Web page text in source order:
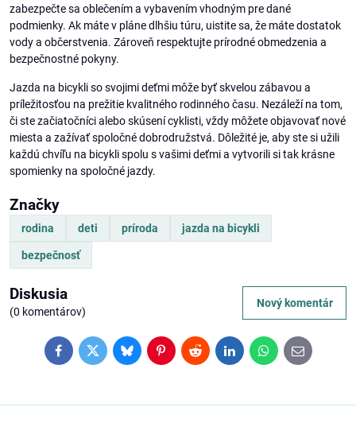
zabezpečte sa oblečením a vybavením vhodným pre dané
podmienky. Ak máte v pláne dlhšiu túru, uistite sa, že máte dostatok
vody a občerstvenia. Zároveň respektujte prírodné obmedzenia a
bezpečnostné pokyny.
Jazda na bicykli so svojimi deťmi môže byť skvelou zábavou a
príležitosťou na prežitie kvalitného rodinného času. Nezáleží na tom,
či ste začiatočníci alebo skúsení cyklisti, vždy môžete objavovať nové
miesta a zažívať spoločné dobrodružstvá. Dôležité je, aby ste si užili
každú chvíľu na bicykli spolu s vašimi deťmi a vytvorili si tak krásne
spomienky na spoločné jazdy.
Značky
rodina deti príroda jazda na bicykli
bezpečnosť
Diskusia
(0 komentárov)
Nový komentár
FacebookTwitterBlueskyPinterestRedditLinkedInWhatsApp
E-
mail